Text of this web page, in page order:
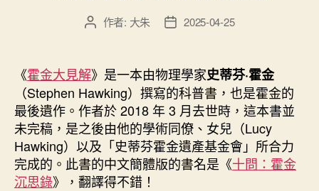
文
者
作者: 大朱
文
佈
日
期
2025-04-25
《霍金大見解》是一本由物理學家史蒂芬·霍金
（Stephen Hawking）撰寫的科普書，也是霍金的
最後遺作。作者於 2018 年 3 月去世時，這本書並
未完稿，是之後由他的學術同僚、女兒（Lucy
Hawking）以及「史蒂芬霍金遺產基金會」所合力
完成的。此書的中文簡體版的書名是《十問：霍金
沉思錄》，翻譯得不錯！